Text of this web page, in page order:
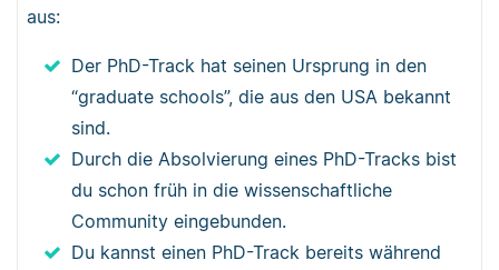
aus:
Der PhD-Track hat seinen Ursprung in den
“graduate schools”, die aus den USA bekannt
sind.
Durch die Absolvierung eines PhD-Tracks bist
du schon früh in die wissenschaftliche
Community eingebunden.
Du kannst einen PhD-Track bereits während